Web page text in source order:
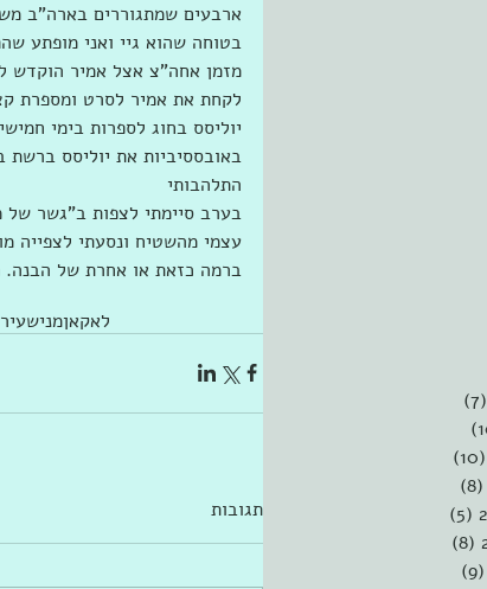
ארבעים שמתגוררים בארה"ב
בטוחה שהוא גיי ואני מופתע
מזמן אחה"צ אצל אמיר הוקדש
לקחת את אמיר לסרט ומספרת
יוליסס בחוג לספרות בימי
באובססיביות את יוליסס ברשת
התלהבותי
בערב סיימתי לצפות ב"גשר של
עצמי מהשטיח ונסעתי לצפייה
ברמה כזאת או אחרת של הבנה.
לאקאןמניש
תגובות
(7)
(10)
(8)
(5)
(8)
(9)